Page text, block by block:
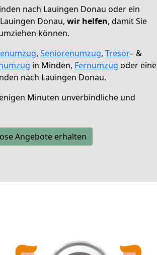
nach Lauingen Donau oder ein
Donau, wir helfen, damit Sie
können.
, Seniorenumzug, Tresor– &
in Minden, Fernumzug oder eine
nach Lauingen Donau.
Minuten unverbindliche und
Angebote erhalten